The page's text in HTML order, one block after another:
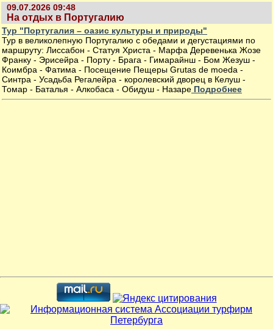
09.07.2026 09:48
На отдых в Португалию
Тур "Португалия – оазис культуры и природы"
Тур в великолепную Португалию с обедами и дегустациями по
маршруту: Лиссабон - Статуя Христа - Марфа Деревенька Жозе
Франку - Эрисейра - Порту - Брага - Гимарайнш - Бом Жезуш -
Коимбра - Фатима - Посещение Пещеры Grutas de moeda -
Синтра - Усадьба Регалейра - королевский дворец в Келуш -
Томар - Баталья - Алкобаса - Обидуш - Назаре Подробнее